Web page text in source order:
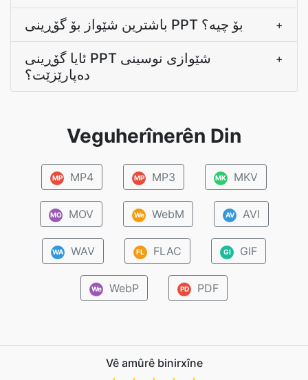
باشترین شێواز بۆ گۆڕینی PPT بۆ چیە؟ +
ئایا گۆڕینی PPT شێوازی نوسینی
دەپارێزێت؟
+
Veguherînerên Din
MP MP4 MP MP3 MK MKV
MO MOV We WebM AV AVI
WA WAV FL FLAC GI GIF
We WebP PD PDF
Vê amûrê binirxîne